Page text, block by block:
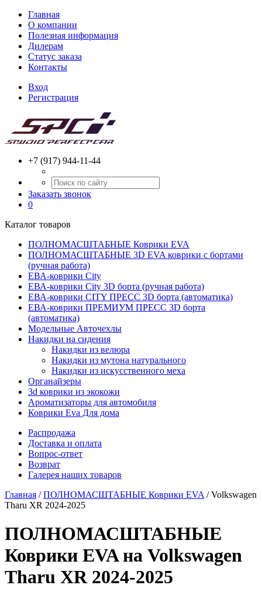
Главная
О компании
Полезная информация
Дилерам
Статус заказа
Контакты
Вход
Регистрация
+7 (917) 944-11-44
Заказать звонок
0
Каталог товаров
ПОЛНОМАСШТАБНЫЕ Коврики EVA
ПОЛНОМАСШТАБНЫЕ 3D EVA коврики с бортами
(ручная работа)
ЕВА-коврики City
ЕВА-коврики City 3D борта (ручная работа)
ЕВА-коврики CITY ПРЕСС 3D борта (автоматика)
ЕВА-коврики ПРЕМИУМ ПРЕСС 3D борта
(автоматика)
Модельные Авточехлы
Накидки на сидения
Накидки из велюра
Накидки из мутона натурального
Накидки из искусственного меха
Органайзеры
3d коврики из экокожи
Ароматизаторы для автомобиля
Коврики Eva Для дома
Распродажа
Доставка и оплата
Вопрос-ответ
Возврат
Галерея наших товаров
Главная /ПОЛНОМАСШТАБНЫЕ Коврики EVA / Volkswagen
Tharu XR 2024-2025
ПОЛНОМАСШТАБНЫЕ
Коврики EVA на Volkswagen
Tharu XR 2024-2025